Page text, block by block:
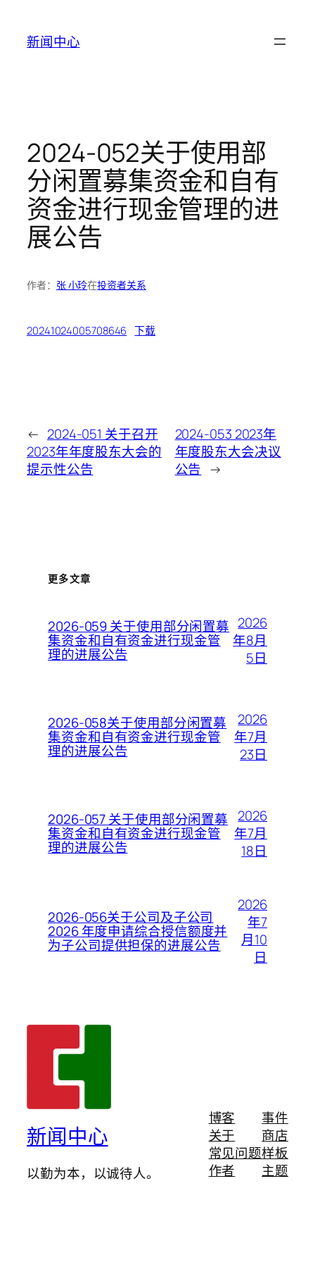
新闻中心
2024-052关于使用部
分闲置募集资金和自有
资金进行现金管理的进
展公告
作者： 张 小玲在投资者关系
20241024005708646 下载
← 2024-051 关于召开
2023年年度股东大会的
提示性公告
2024-053 2023年
年度股东大会决议
公告 →
更多文章
2026-059 关于使用部分闲置募
集资金和自有资金进行现金管
理的进展公告
2026
年8月
5日
2026-058关于使用部分闲置募
集资金和自有资金进行现金管
理的进展公告
2026
年7月
23日
2026-057 关于使用部分闲置募
集资金和自有资金进行现金管
理的进展公告
2026
年7月
18日
2026-056关于公司及子公司
2026 年度申请综合授信额度并
为子公司提供担保的进展公告
2026
年7
月10
日
新闻中心
以勤为本，以诚待人。
博客
关于
常见问题
作者
事件
商店
样板
主题